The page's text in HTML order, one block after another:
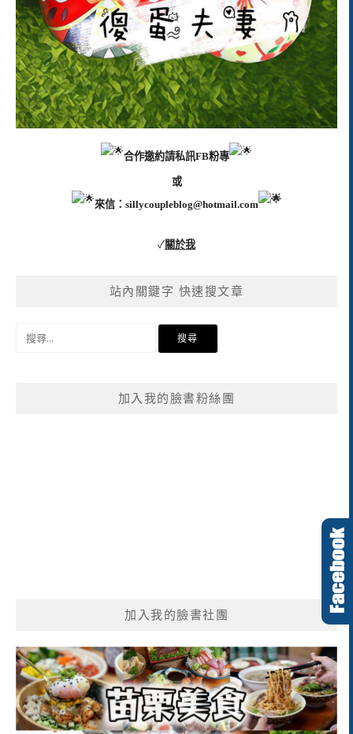
合作邀約請私訊FB粉專
或
來信： sillycoupleblog@hotmail.com
✓關於我
站內關鍵字 快速搜文章
加入我的臉書粉絲團
加入我的臉書社團